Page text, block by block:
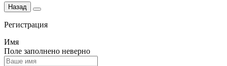
Назад
Регистрация
Имя
Поле заполнено неверно